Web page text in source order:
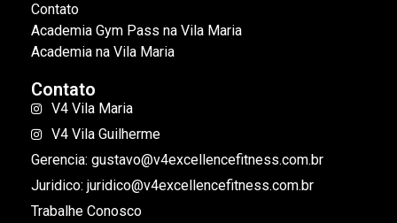
Contato
Academia Gym Pass na Vila Maria
Academia na Vila Maria
Contato
V4 Vila Maria
V4 Vila Guilherme
Gerencia: gustavo@v4excellencefitness.com.br
Juridico: juridico@v4excellencefitness.com.br
Trabalhe Conosco